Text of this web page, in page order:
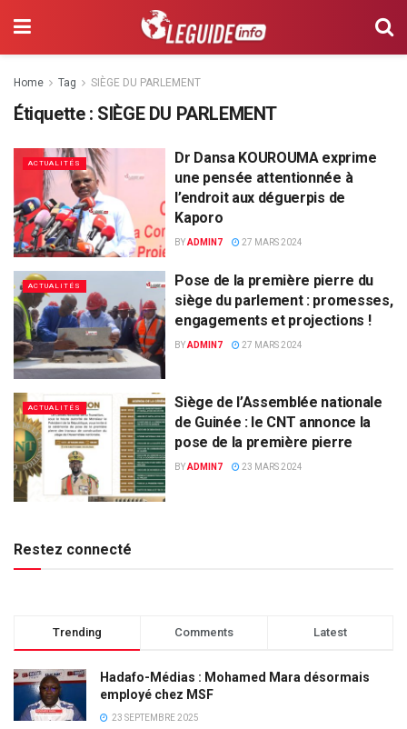
Home Tag SIÈGE DU PARLEMENT
Étiquette : SIÈGE DU PARLEMENT
ACTUALITÉS
Dr Dansa KOUROUMA exprime
une pensée attentionnée à
l’endroit aux déguerpis de
Kaporo
BYADMIN7 27 MARS 2024
ACTUALITÉS
Pose de la première pierre du
siège du parlement : promesses,
engagements et projections !
BYADMIN7 27 MARS 2024
ACTUALITÉS
Siège de l’Assemblée nationale
de Guinée : le CNT annonce la
pose de la première pierre
BYADMIN7 23 MARS 2024
Restez connecté
Trending Comments Latest
Hadafo-Médias : Mohamed Mara désormais
employé chez MSF
23 SEPTEMBRE 2025